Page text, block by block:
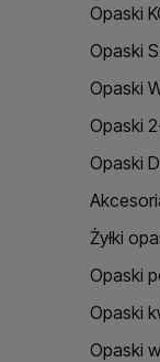
Opaski
Opaski
Opaski
Opaski
Opaski
Żyłki
Opaski
Opaski
Opaski